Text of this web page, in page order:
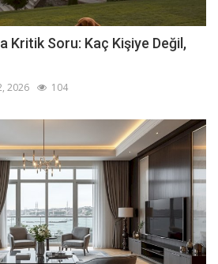
Kritik Soru: Kaç Kişiye Değil,
2026 104